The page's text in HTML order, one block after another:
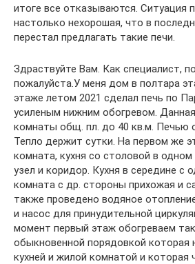
итоге все отказываются. Ситуация
настолько нехорошая, что в
перестал предлагать такие печи.
Здраствуйте Вам. Как специалист,
пожалуйста.У меня дом в полтара
этаже летом 2021 сделал печь по
усиленым нижним обогревом.
комнаты общ. пл. до 40 кв.м. Печью
Тепло держит сутки. На первом же
комната, кухня со столовой в
узел и коридор. Кухня в середине с
комната с др. стороны прихожая и
также проведено водяное
и насос для принудительной
момент первый этаж обогреваем
обыкновенной порядовкой которая
кухней и жилой комнатой и которая